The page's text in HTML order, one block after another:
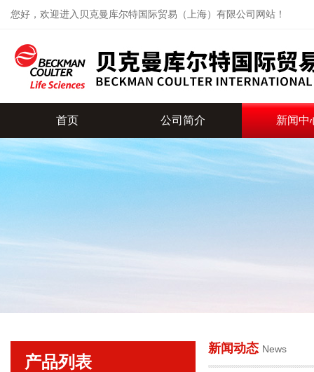
您好，欢迎进入贝克曼库尔特国际贸易（上海）有限公司网站！
首页 公司简介 新闻中
产品列表
新闻动态 News